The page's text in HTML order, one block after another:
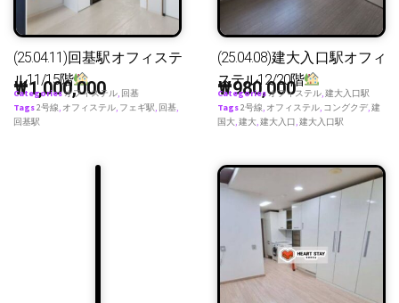
(25.04.11)回基駅オフィステ
ル11/15階
₩1,000,000
Categoriesオフィステル, 回基
Tags2号線, オフィステル, フェギ駅, 回基,
回基駅
(25.04.08)建大入口駅オフィ
ステル12/20階
₩980,000
Categoriesオフィステル,建大入口駅
Tags2号線, オフィステル, コングクデ,建
国大,建大,建大入口,建大入口駅